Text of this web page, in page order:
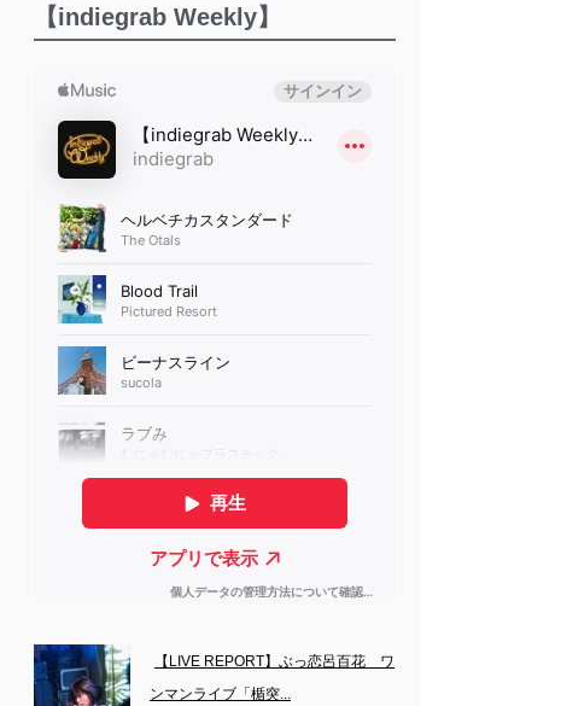
【indiegrab Weekly】
【LIVE REPORT】ぶっ恋呂百花　ワ
ンマンライブ「楯突...